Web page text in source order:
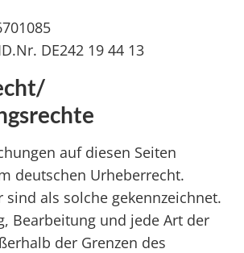
DE242 19 44 13
auf diesen Seiten
deutschen Urheberrecht.
sind als solche gekennzeichnet.
Bearbeitung und jede Art der
der Grenzen des